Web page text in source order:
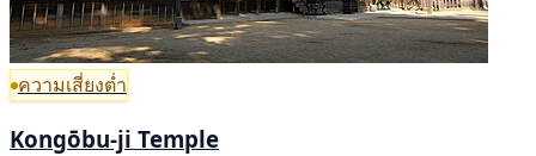
ความเสี่ยงต่ำ
Kongōbu-ji Temple